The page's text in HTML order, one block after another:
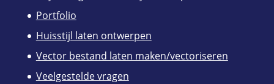
Portfolio
Huisstijl laten ontwerpen
Vector bestand laten maken/vectoriseren
Veelgestelde vragen